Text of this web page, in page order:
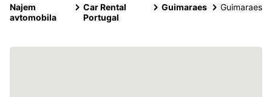
Najem
avtomobila
Car Rental
Portugal
Guimaraes Guimaraes